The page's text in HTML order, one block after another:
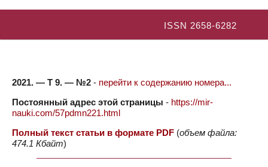
ISSN 2658-6282
2021. — Т 9. — №2 - перейти к содержанию номера...
Постоянный адрес этой страницы - https://mir-
nauki.com/57pdmn221.html
Полный текст статьи в формате PDF (объем файла:
474.1 Кбайт)